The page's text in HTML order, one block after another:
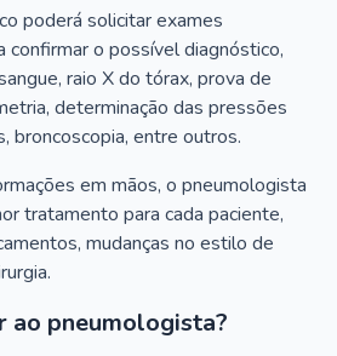
poderá solicitar exames
confirmar o possível diagnóstico,
raio X do tórax, prova de
determinação das pressões
broncoscopia, entre outros.
em mãos, o pneumologista
tratamento para cada paciente,
mudanças no estilo de
ao pneumologista?